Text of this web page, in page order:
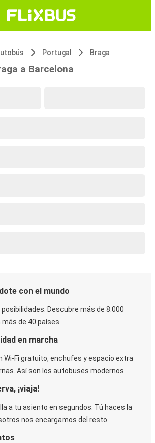
Portugal Braga
a Barcelona
con el mundo
Descubre más de 8.000
de 40 países.
en marcha
Wi-Fi gratuito, enchufes y espacio extra
Así son los autobuses modernos.
¡viaja!
a tu asiento en segundos. Tú haces la
nos encargamos del resto.